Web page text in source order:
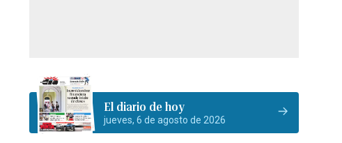
El diario de hoy
jueves, 6 de agosto de 2026